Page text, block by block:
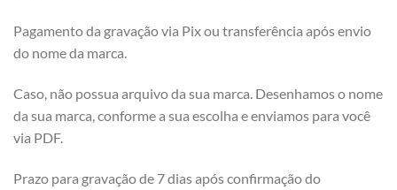
Pagamento da gravação via Pix ou transferência após envio
do nome da marca.
Caso, não possua arquivo da sua marca. Desenhamos o nome
da sua marca, conforme a sua escolha e enviamos para você
via PDF.
Prazo para gravação de 7 dias após confirmação do